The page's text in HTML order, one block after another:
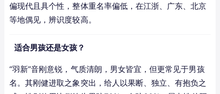
偏现代且具个性，整体重名率偏低，在江浙、广东、北京
等地偶见，辨识度较高。
适合男孩还是女孩？
“羽新”音刚意锐，气质清朗，男女皆宜，但更常见于男孩
名。其刚健进取之象突出，给人以果断、独立、有抱负之